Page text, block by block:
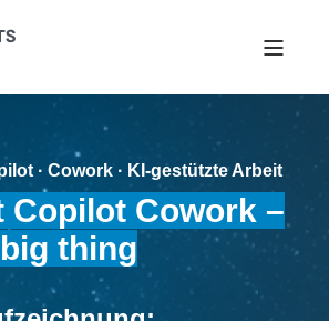
· Cowork · KI-gestützte Arbeit
Copilot Cowork –
thing